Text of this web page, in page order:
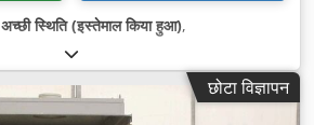
अच्छी स्थिति (इस्तेमाल किया हुआ),
छोटा विज्ञापन